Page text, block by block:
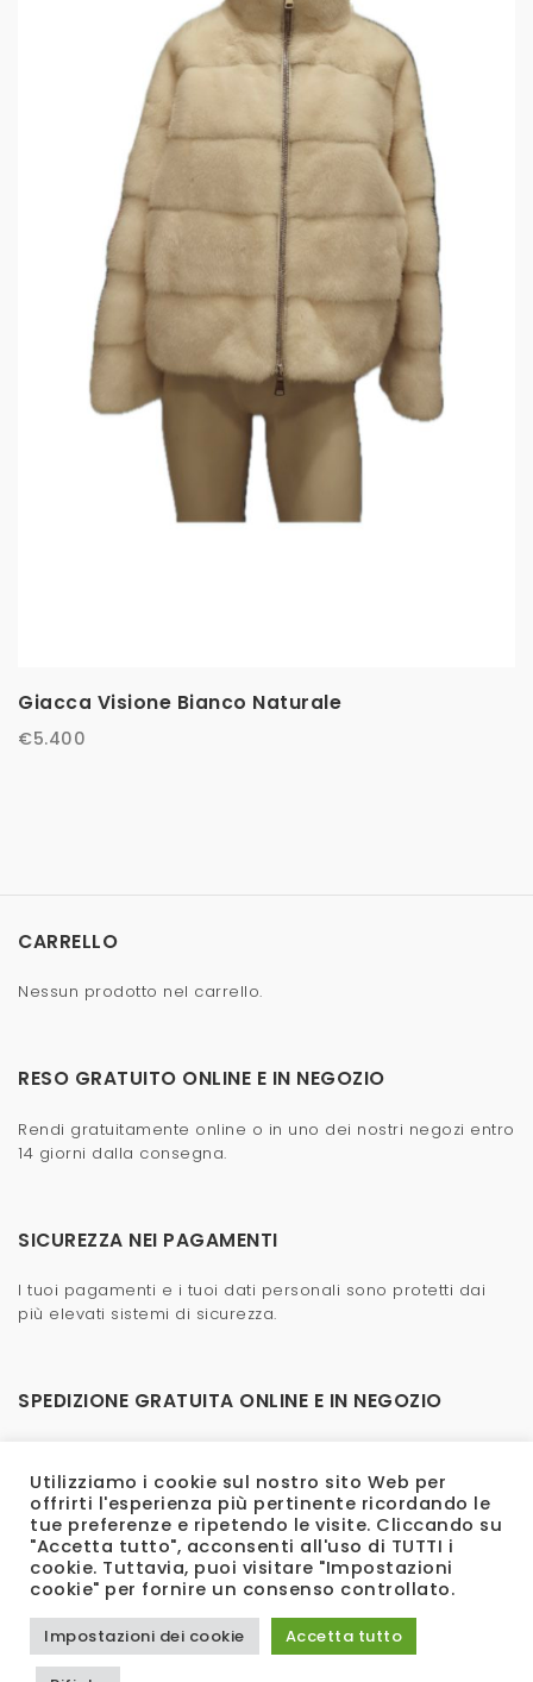
Giacca Visione Bianco Naturale
€5.400
CARRELLO
Nessun prodotto nel carrello.
RESO GRATUITO ONLINE E IN NEGOZIO
Rendi gratuitamente online o in uno dei nostri negozi entro
14 giorni dalla consegna.
SICUREZZA NEI PAGAMENTI
I tuoi pagamenti e i tuoi dati personali sono protetti dai
più elevati sistemi di sicurezza.
SPEDIZIONE GRATUITA ONLINE E IN NEGOZIO
Utilizziamo i cookie sul nostro sito Web per
offrirti l'esperienza più pertinente ricordando le
tue preferenze e ripetendo le visite. Cliccando su
"Accetta tutto", acconsenti all'uso di TUTTI i
cookie. Tuttavia, puoi visitare "Impostazioni
cookie" per fornire un consenso controllato.
Impostazioni dei cookie Accetta tutto